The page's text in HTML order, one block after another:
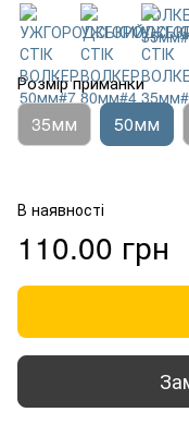
Розмір приманки
35мм 50мм
В наявності
110.00 грн